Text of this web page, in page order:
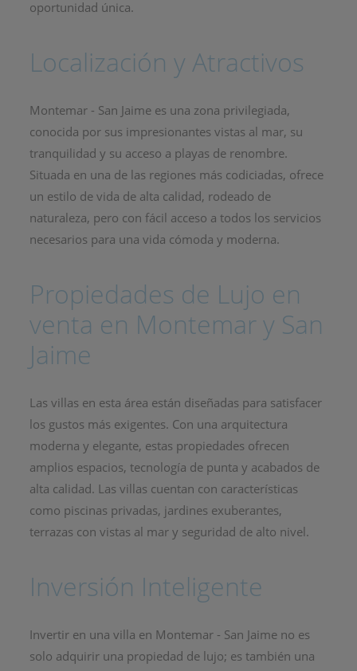
oportunidad única.
Localización y Atractivos
Montemar - San Jaime es una zona privilegiada,
conocida por sus impresionantes vistas al mar, su
tranquilidad y su acceso a playas de renombre.
Situada en una de las regiones más codiciadas, ofrece
un estilo de vida de alta calidad, rodeado de
naturaleza, pero con fácil acceso a todos los servicios
necesarios para una vida cómoda y moderna.
Propiedades de Lujo en
venta en Montemar y San
Jaime
Las villas en esta área están diseñadas para satisfacer
los gustos más exigentes. Con una arquitectura
moderna y elegante, estas propiedades ofrecen
amplios espacios, tecnología de punta y acabados de
alta calidad. Las villas cuentan con características
como piscinas privadas, jardines exuberantes,
terrazas con vistas al mar y seguridad de alto nivel.
Inversión Inteligente
Invertir en una villa en Montemar - San Jaime no es
solo adquirir una propiedad de lujo; es también una